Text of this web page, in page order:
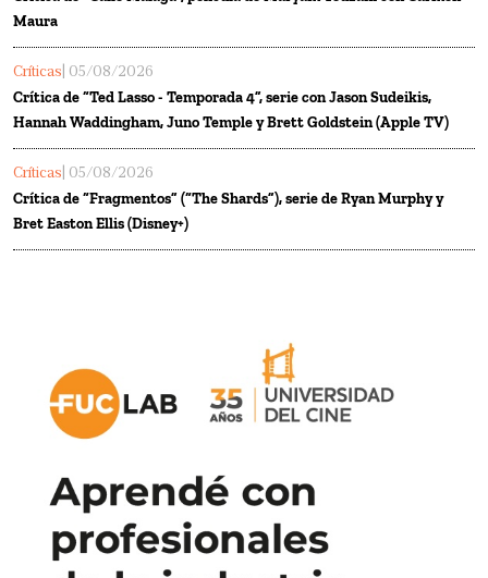
Maura
Críticas | 05/08/2026
Crítica de “Ted Lasso - Temporada 4”, serie con Jason Sudeikis,
Hannah Waddingham, Juno Temple y Brett Goldstein (Apple TV)
Críticas | 05/08/2026
Crítica de “Fragmentos” (“The Shards”), serie de Ryan Murphy y
Bret Easton Ellis (Disney+)